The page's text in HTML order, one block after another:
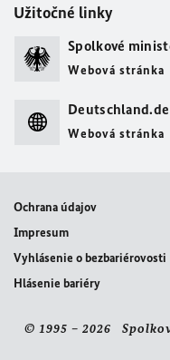
Užitočné linky
Spolkové
Webová stránka
Deutschland.de
Webová stránka
Ochrana údajov
Impresum
Vyhlásenie o bezbariérovosti
Hlásenie bariéry
© 1995 – 2026